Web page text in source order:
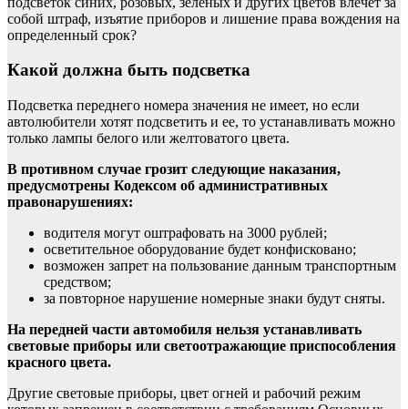
собой штраф, изъятие приборов и лишение права вождения на
определенный срок?
Какой должна быть подсветка
Подсветка переднего номера значения не имеет, но если
автолюбители хотят подсветить и ее, то устанавливать можно
только лампы белого или желтоватого цвета.
В противном случае грозит следующие наказания,
предусмотрены Кодексом об административных
правонарушениях:
водителя могут оштрафовать на 3000 рублей;
осветительное оборудование будет конфисковано;
возможен запрет на пользование данным транспортным
средством;
за повторное нарушение номерные знаки будут сняты.
На передней части автомобиля нельзя устанавливать
световые приборы или светоотражающие приспособления
красного цвета.
Другие световые приборы, цвет огней и рабочий режим